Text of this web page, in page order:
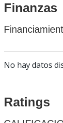
Finanzas
No hay datos
Ratings